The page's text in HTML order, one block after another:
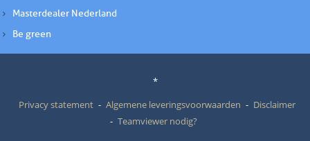
Masterdealer Nederland
Be green
*
Privacy statement
Algemene leveringsvoorwaarden
Disclaimer
Teamviewer nodig?